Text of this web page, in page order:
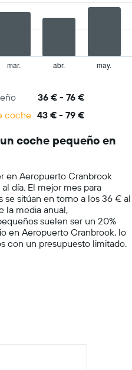
mar. abr. may.
36 € - 76 €
coche 43 € - 79 €
coche pequeño en
en Aeropuerto Cranbrook
día. El mejor mes para
se sitúan en torno a los 36 € al
la media anual,
suelen ser un 20%
en Aeropuerto Cranbrook, lo
con un presupuesto limitado.